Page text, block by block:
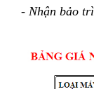
- Nhận bảo